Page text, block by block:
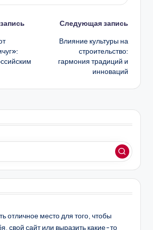
Следующая запись
Влияние культуры на
строительство:
гармония традиций и
инноваций
отличное место для того, чтобы
свой сайт или выразить какие-то